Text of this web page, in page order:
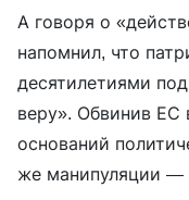
А говоря о
напомнил, что
десятилетиями
веру». Обвинив ЕС
оснований
же манипуляции —